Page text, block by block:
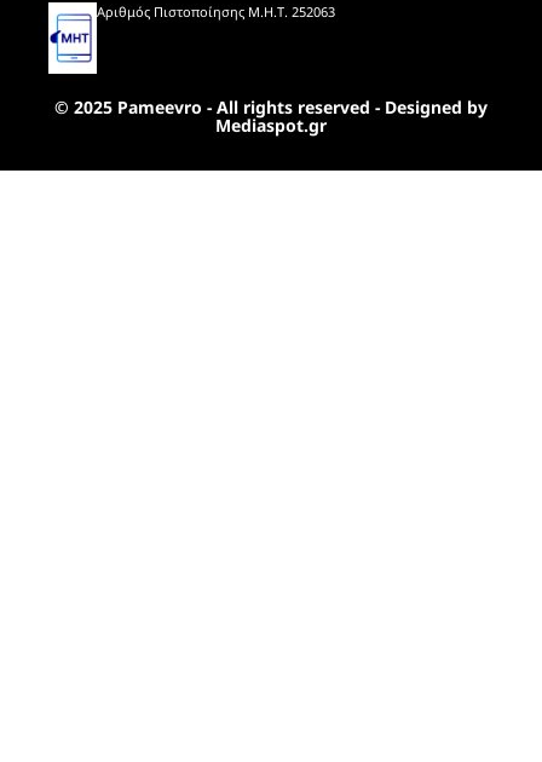
Αριθμός Πιστοποίησης Μ.Η.Τ. 252063
© 2025 Pameevro - All rights reserved - Designed by
Mediaspot.gr